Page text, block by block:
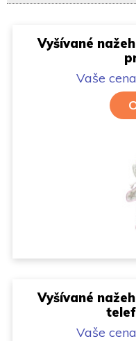
Vyšívané
Vaše cena
Vyšívané
Vaše cena